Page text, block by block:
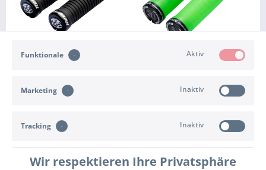
Griff Taper Ø34 auf Ø30
ZUM PRODUKT
Griff Spin Lock On Ø30 x
ZUM PRODUKT
Funktionale Aktiv
Marketing Inaktiv
Tracking Inaktiv
Wir respektieren Ihre Privatsphäre